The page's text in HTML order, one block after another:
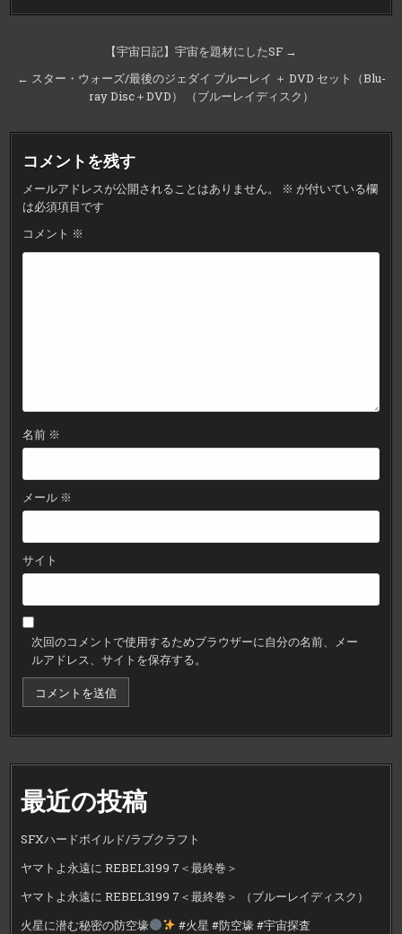
稿
ビ
ゲ
ー
シ
ョ
ン
【宇宙日記】宇宙を題材にしたSF →
← スター・ウォーズ/最後のジェダイ ブルーレイ ＋ DVD セット（Blu-
ray Disc＋DVD） （ブルーレイディスク）
コメントを残す
メールアドレスが公開されることはありません。 ※ が付いている欄
は必須項目です
コメント ※
名前 ※
メール ※
サイト
次回のコメントで使用するためブラウザーに自分の名前、メー
ルアドレス、サイトを保存する。
最近の投稿
SFXハードボイルド/ラブクラフト
ヤマトよ永遠に REBEL3199 7＜最終巻＞
ヤマトよ永遠に REBEL3199 7＜最終巻＞ （ブルーレイディスク）
火星に潜む秘密の防空壕
#火星 #防空壕 #宇宙探査